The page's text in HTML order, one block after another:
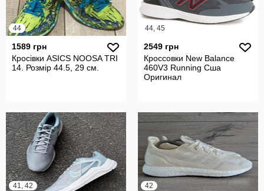
44
1589 грн
Кросівки ASICS NOOSA TRI
14. Розмір 44.5, 29 см.
44, 45
2549 грн
Кроссовки New Balance
460V3 Running Сша
Оригинал
41, 42 42